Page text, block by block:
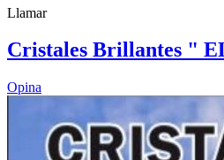
Llamar
Cristales Brillantes "
Opina